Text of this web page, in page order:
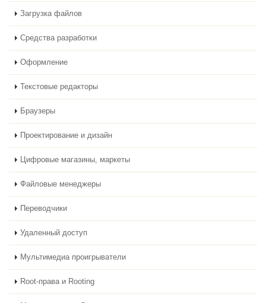
Загрузка файлов
Средства разработки
Оформление
Текстовые редакторы
Браузеры
Проектирование и дизайн
Цифровые магазины, маркеты
Файловые менеджеры
Переводчики
Удаленный доступ
Мультимедиа проигрыватели
Root-права и Rooting